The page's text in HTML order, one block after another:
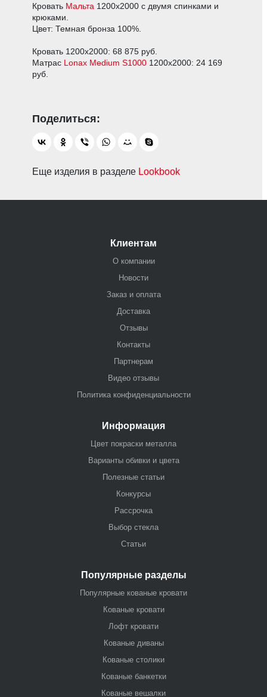
Кровать Мальта 1200х2000 с двумя спинками и
крюками.
Цвет: Темная бронза 100%.
Кровать 1200х2000: 68 875 руб.
Матрас Lonax Medium S10001200х2000: 24 169
руб.
Еще изделия в разделе Lookbook
Клиентам
О компании
Новости
Заказ и оплата
Доставка
Отзывы
Контакты
Партнерам
Видео отзывы
Политика конфиденциальности
Информация
Цвет покраски металла
Варианты обивки и цвета
Полезные статьи
Конкурсы
Рассрочка
Выбор стекла
Статьи
Популярные разделы
Популярные кованые кровати
Кованые кровати
Лофт кровати
Кованые диваны
Кованые столики
Кованые банкетки
Кованые вешалки